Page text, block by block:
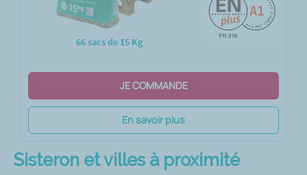
66 sacs de 15 Kg
JE COMMANDE
En savoir plus
Sisteron et villes à proximité